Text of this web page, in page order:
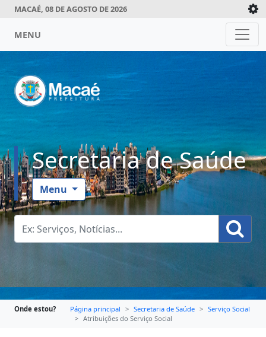
MACAÉ, 08 DE AGOSTO DE 2026
MENU
Secretaria de Saúde
Menu
Onde estou? Página principal Secretaria de Saúde
Serviço Social
Atribuições do Serviço Social